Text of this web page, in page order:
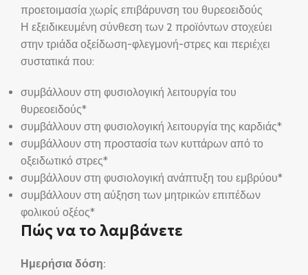
προετοιμασία χωρίς επιβάρυνση του θυρεοειδούς
Η εξειδικευμένη σύνθεση των 2 προϊόντων στοχεύει
στην τριάδα οξείδωση-φλεγμονή-στρες και περιέχει
συστατικά που:
συμβάλλουν στη φυσιολογική λειτουργία του
θυρεοειδούς*
συμβάλλουν στη φυσιολογική λειτουργία της καρδιάς*
συμβάλλουν στη προστασία των κυττάρων από το
οξειδωτικό στρες*
συμβάλλουν στη φυσιολογική ανάπτυξη του εμβρύου*
συμβάλλουν στη αύξηση των μητρικών επιπέδων
φολικού οξέος*
Πώς να το λαμβάνετε
Ημερήσια δόση: